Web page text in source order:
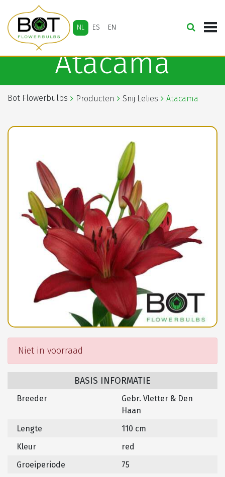
NL ES EN
Atacama
Bot Flowerbulbs Producten Snij Lelies Atacama
Niet in voorraad
BASIS INFORMATIE
Breeder
Gebr. Vletter & Den
Haan
Lengte
110 cm
Kleur
red
Groeiperiode
75